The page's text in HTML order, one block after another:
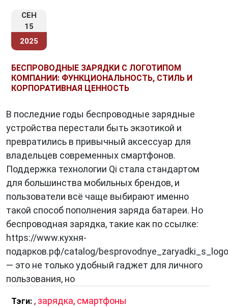
СЕН
15
2025
БЕСПРОВОДНЫЕ ЗАРЯДКИ С ЛОГОТИПОМ
КОМПАНИИ: ФУНКЦИОНАЛЬНОСТЬ, СТИЛЬ И
КОРПОРАТИВНАЯ ЦЕННОСТЬ
В последние годы беспроводные зарядные
устройства перестали быть экзотикой и
превратились в привычный аксессуар для
владельцев современных смартфонов.
Поддержка технологии Qi стала стандартом
для большинства мобильных брендов, и
пользователи всё чаще выбирают именно
такой способ пополнения заряда батареи. Но
беспроводная зарядка, такие как по ссылке:
https://www.кухня-
подарков.рф/catalog/
— это не только удобный гаджет для личного
пользования, но
Тэги: , зарядка, смартфоны